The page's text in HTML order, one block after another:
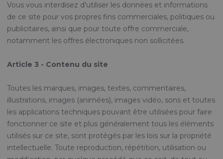
Vous vous interdisez d'utiliser les données et informations
de ce site pour vos propres fins commerciales, politiques ou
publicitaires, ainsi que pour toute offre commerciale,
notamment les offres électroniques non sollicitées.
Article 3 - Contenu du site
Toutes les marques, images, textes, commentaires,
illustrations, images (animées), images vidéo, sons et toutes
les applications techniques pouvant être utilisées pour faire
fonctionner ce site et plus généralement tous les éléments
utilisés sur ce site, sont protégés par les lois sur la propriété
intellectuelle. Toute reproduction, répétition, utilisation ou